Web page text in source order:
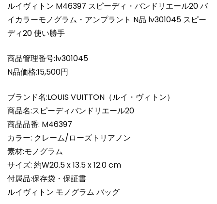
ル
20
バ
カ
ラ
モ
ノ
グ
ラ
ム・
ア
ン
プ
ラ
ン
ルイヴィトン M46397 スピーディ・バンドリエール20 バ
イカラーモノグラム・アンプラント N品 lv301045 スピー
ディ20 使い勝手
商品管理番号:lv301045
N品価格:15,500円
ブランド名:LOUIS VUITTON（ルイ・ヴィトン）
商品名:スピーディバンドリエール20
商品品番: M46397
カラー: クレーム/ローズトリアノン
素材:モノグラム
サイズ: 約W20.5 x 13.5 x 12.0 cm
付属品:保存袋・保証書
ルイヴィトン モノグラム バッグ